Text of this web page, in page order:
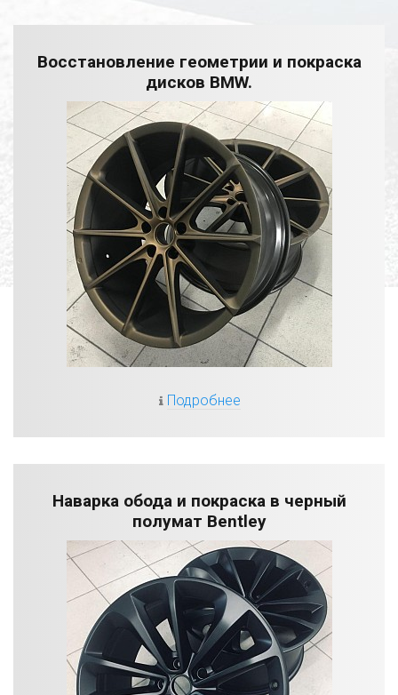
Восстановление геометрии и покраска
дисков BMW.
Подробнее
Наварка обода и покраска в черный
полумат Bentley